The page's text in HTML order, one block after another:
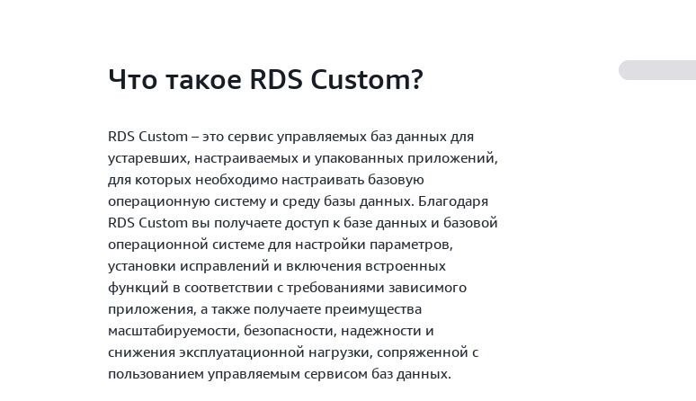
Что такое RDS Custom?
RDS Custom – это сервис управляемых баз данных для
устаревших, настраиваемых и упакованных приложений,
для которых необходимо настраивать базовую
операционную систему и среду базы данных. Благодаря
RDS Custom вы получаете доступ к базе данных и базовой
операционной системе для настройки параметров,
установки исправлений и включения встроенных
функций в соответствии с требованиями зависимого
приложения, а также получаете преимущества
масштабируемости, безопасности, надежности и
снижения эксплуатационной нагрузки, сопряженной с
пользованием управляемым сервисом баз данных.